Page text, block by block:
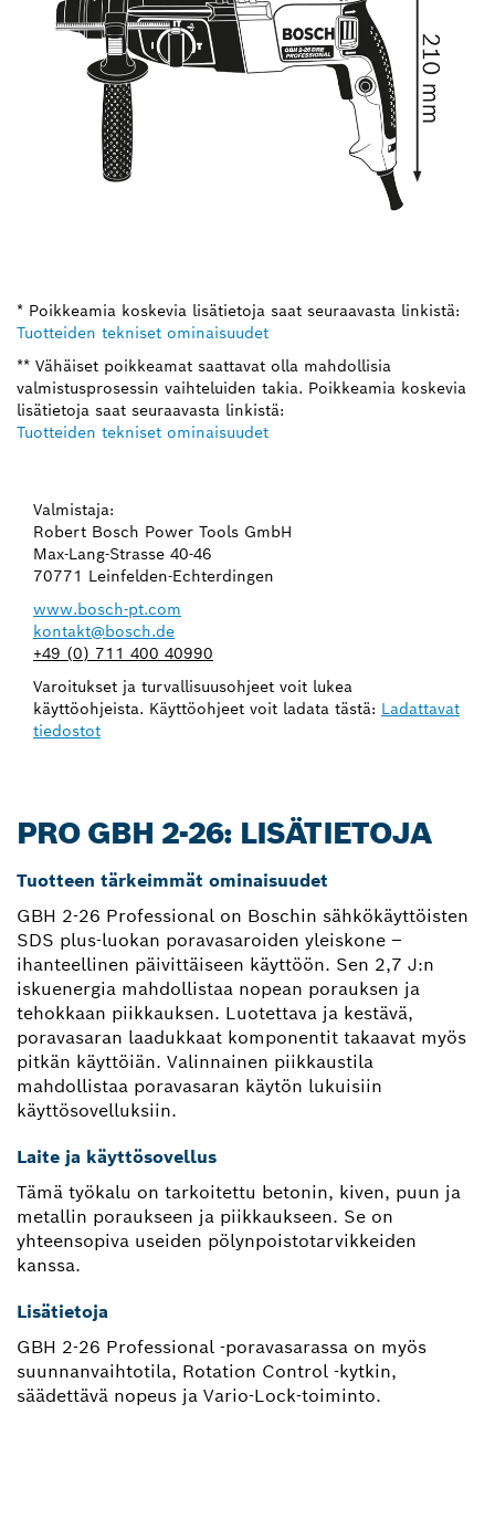
* Poikkeamia koskevia lisätietoja saat seuraavasta linkistä:
Tuotteiden tekniset ominaisuudet
** Vähäiset poikkeamat saattavat olla mahdollisia
valmistusprosessin vaihteluiden takia. Poikkeamia koskevia
lisätietoja saat seuraavasta linkistä:
Tuotteiden tekniset ominaisuudet
Valmistaja:
Robert Bosch Power Tools GmbH
Max-Lang-Strasse 40-46
70771 Leinfelden-Echterdingen
www.bosch-pt.com
kontakt@bosch.de
+49 (0) 711 400 40990
Varoitukset ja turvallisuusohjeet voit lukea
käyttöohjeista. Käyttöohjeet voit ladata tästä: Ladattavat
tiedostot
PRO GBH 2-26: LISÄTIETOJA
Tuotteen tärkeimmät ominaisuudet
GBH 2-26 Professional on Boschin sähkökäyttöisten
SDS plus-luokan poravasaroiden yleiskone –
ihanteellinen päivittäiseen käyttöön. Sen 2,7 J:n
iskuenergia mahdollistaa nopean porauksen ja
tehokkaan piikkauksen. Luotettava ja kestävä,
poravasaran laadukkaat komponentit takaavat myös
pitkän käyttöiän. Valinnainen piikkaustila
mahdollistaa poravasaran käytön lukuisiin
käyttösovelluksiin.
Laite ja käyttösovellus
Tämä työkalu on tarkoitettu betonin, kiven, puun ja
metallin poraukseen ja piikkaukseen. Se on
yhteensopiva useiden pölynpoistotarvikkeiden
kanssa.
Lisätietoja
GBH 2-26 Professional -poravasarassa on myös
suunnanvaihtotila, Rotation Control -kytkin,
säädettävä nopeus ja Vario-Lock-toiminto.